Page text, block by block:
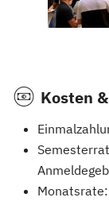
Kosten